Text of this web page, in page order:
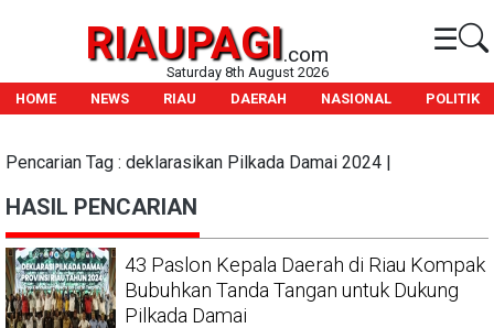
RIAUPAGI.com ☰
Saturday 8th August 2026
HOME
NEWS RIAU DAERAH NASIONAL POLITIK
Pencarian Tag : deklarasikan Pilkada Damai 2024 |
HASIL PENCARIAN
43 Paslon Kepala Daerah di Riau Kompak
Bubuhkan Tanda Tangan untuk Dukung
Pilkada Damai